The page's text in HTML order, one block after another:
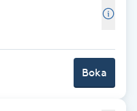
Boka